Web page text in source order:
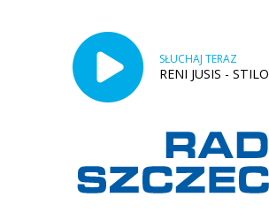
SŁUCHAJ TERAZ
RENI JUSIS - STILO